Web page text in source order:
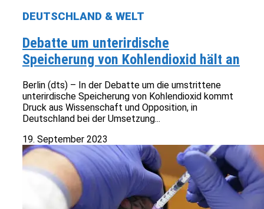
DEUTSCHLAND & WELT
Debatte um unterirdische
Speicherung von Kohlendioxid hält an
Berlin (dts) – In der Debatte um die umstrittene
unterirdische Speicherung von Kohlendioxid kommt
Druck aus Wissenschaft und Opposition, in
Deutschland bei der Umsetzung...
19. September 2023